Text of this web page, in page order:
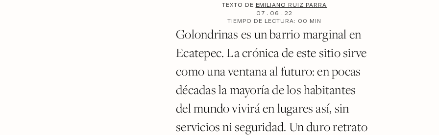
TEXTO DE EMILIANO RUIZ PARRA
07 . 06 . 22
TIEMPO DE LECTURA: 00 MIN
Golondrinas es un barrio marginal en
Ecatepec. La crónica de este sitio sirve
como una ventana al futuro: en pocas
décadas la mayoría de los habitantes
del mundo vivirá en lugares así, sin
servicios ni seguridad. Un duro retrato